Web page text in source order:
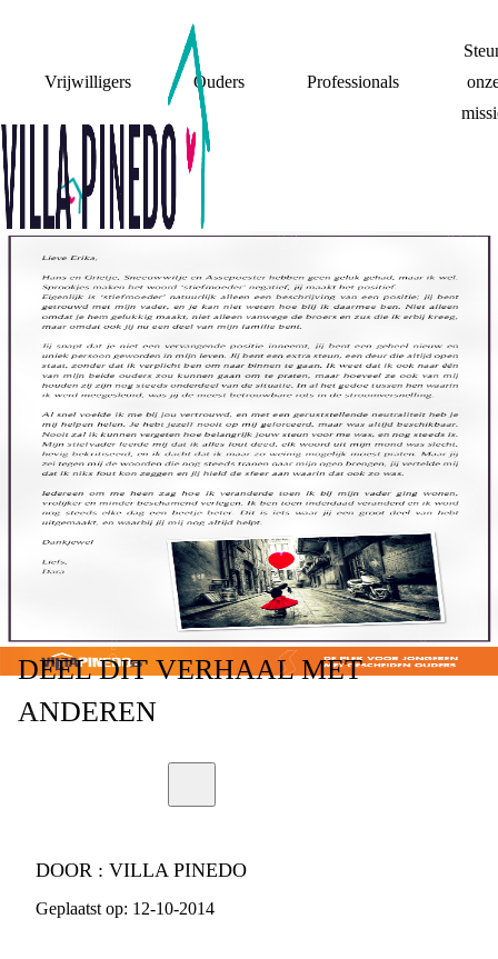
Vrijwilligers Ouders Professionals
BRIEF AAN MIJN
STIEFMOEDER
DEELDIT VERHAALMET
ANDEREN
DOOR : VILLA PINEDO
Geplaatst op: 12-10-2014